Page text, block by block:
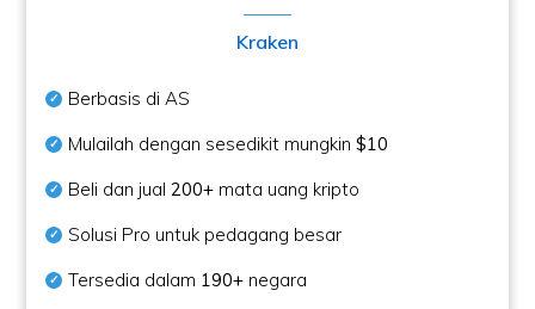
Kraken
Berbasis di AS
Mulailah dengan sesedikit mungkin$10
Beli dan jual200+ mata uang kripto
Solusi Pro untuk pedagang besar
Tersedia dalam 190+ negara